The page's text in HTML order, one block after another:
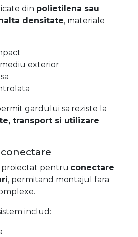
din polietilena sau
densitate, materiale
exterior
gardului sa reziste la
transport si utilizare
proiectat pentru conectare
, permitand montajul fara
includ: